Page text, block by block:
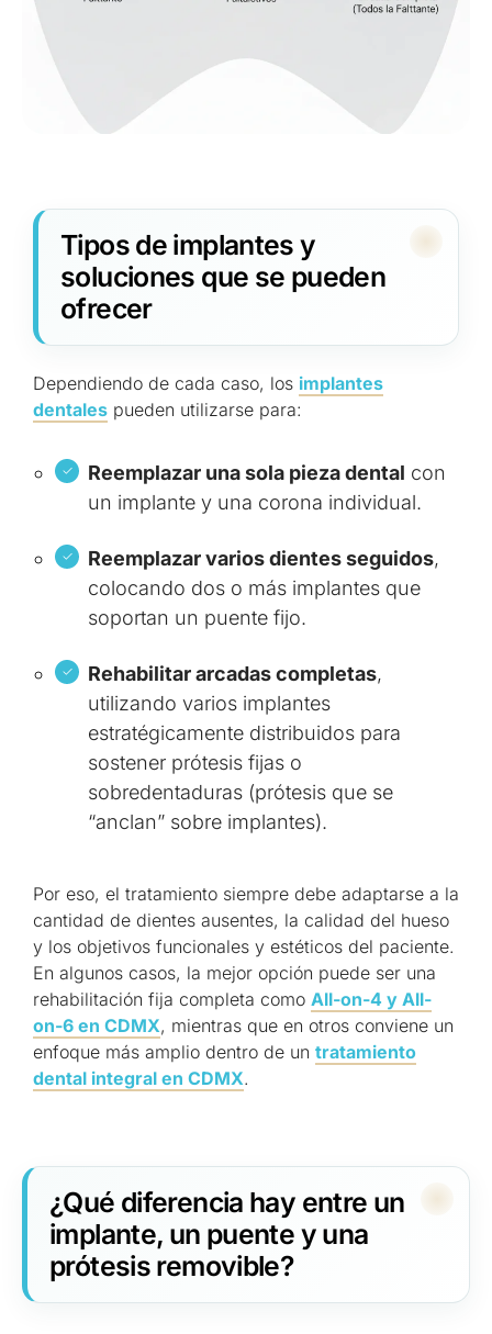
Tipos de implantes y
soluciones que se pueden
ofrecer
Dependiendo de cada caso, los implantes
dentales pueden utilizarse para:
Reemplazar una sola pieza dental con
un implante y una corona individual.
Reemplazar varios dientes seguidos,
colocando dos o más implantes que
soportan un puente fijo.
Rehabilitar arcadas completas,
utilizando varios implantes
estratégicamente distribuidos para
sostener prótesis fijas o
sobredentaduras (prótesis que se
“anclan” sobre implantes).
Por eso, el tratamiento siempre debe adaptarse a la
cantidad de dientes ausentes, la calidad del hueso
y los objetivos funcionales y estéticos del paciente.
En algunos casos, la mejor opción puede ser una
rehabilitación fija completa como All-on-4 y All-
on-6 en CDMX, mientras que en otros conviene un
enfoque más amplio dentro de un tratamiento
dental integral en CDMX.
¿Qué diferencia hay entre un
implante, un puente y una
prótesis removible?